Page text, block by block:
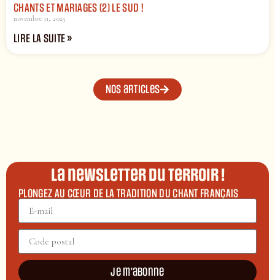
CHANTS ET MARIAGES (2) LE SUD !
novembre 11, 2025
LIRE LA SUITE »
Nos articles
La newsletter du terroir !
PLONGEZ AU CŒUR DE LA TRADITION DU CHANT FRANÇAIS
Je m'abonne